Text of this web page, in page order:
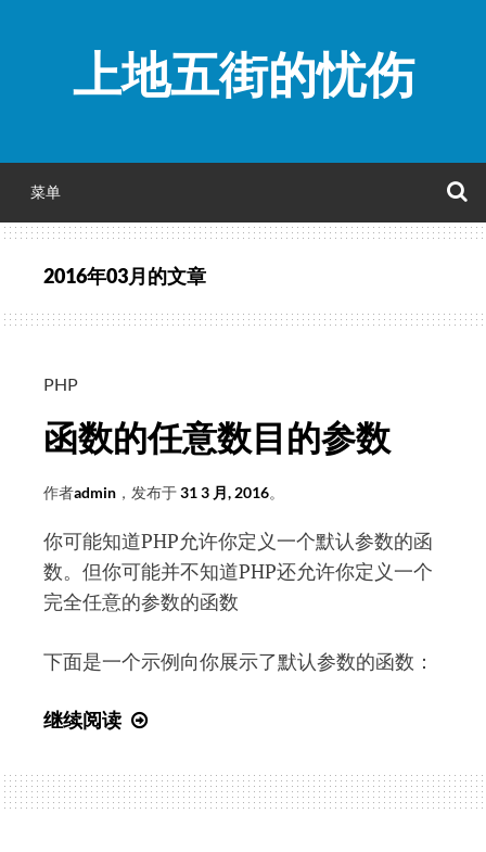
上地五街的忧伤
菜单
2016年03月的文章
PHP
函数的任意数目的参数
作者admin ，发布于31 3 月, 2016。
你可能知道PHP允许你定义一个默认参数的函
数。但你可能并不知道PHP还允许你定义一个
完全任意的参数的函数
下面是一个示例向你展示了默认参数的函数：
继续阅读
的
任